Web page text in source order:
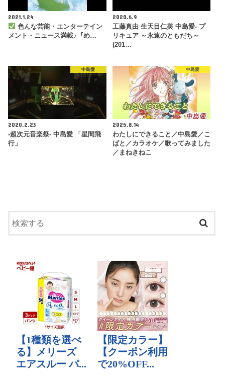
2021.1.24
色んな芸能・エンターテイン
メント・ニュース満載♪『め…
2020.6.9
工藤真由 生天目仁美 中島愛- プ
リキュア ～永遠のともだち～
(201…
中島愛
2020.2.23
-超次元音楽祭- 中島愛 「星間飛
行」
中島愛
2025.8.14
わたしにできること／中島愛／こ
ばと／カラオケ／歌ってみました
／まねきねこ